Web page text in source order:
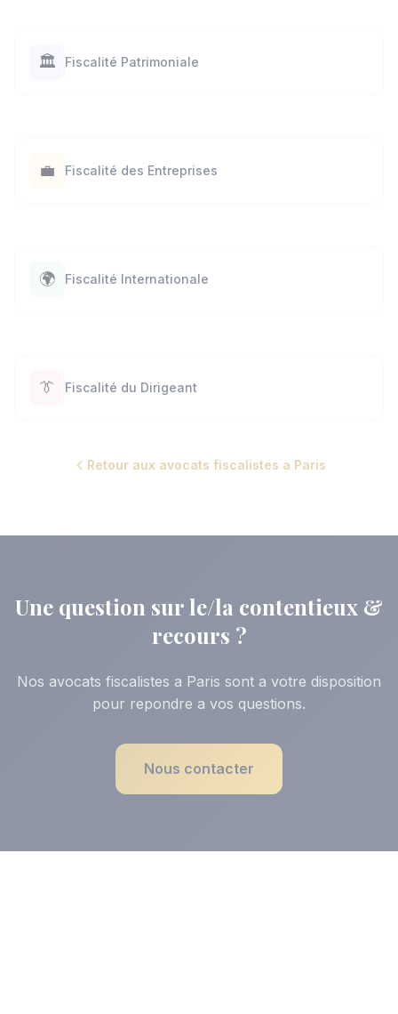
🏛️ Fiscalité Patrimoniale
💼 Fiscalité des Entreprises
🌍 Fiscalité Internationale
👔 Fiscalité du Dirigeant
Retour aux avocats fiscalistes a Paris
Une question sur le/la contentieux &
recours ?
Nos avocats fiscalistes a Paris sont a votre disposition
pour repondre a vos questions.
Nous contacter